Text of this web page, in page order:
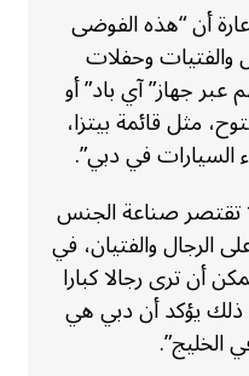
أن “هذه الفوضى
وحفلات
عبر جهاز” آي باد” أو
مثل قائمة بيتزا،
في دبي”.
تقتصر صناعة الجنس
الرجال والفتيان، في
أن ترى رجالا كبارا
ذلك يؤكد أن دبي هي
الخليج”.